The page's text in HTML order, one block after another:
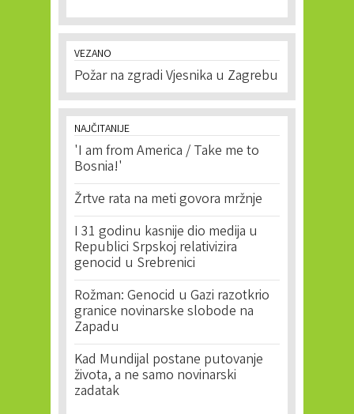
VEZANO
Požar na zgradi Vjesnika u Zagrebu
NAJČITANIJE
'I am from America / Take me to
Bosnia!'
Žrtve rata na meti govora mržnje
I 31 godinu kasnije dio medija u
Republici Srpskoj relativizira
genocid u Srebrenici
Rožman: Genocid u Gazi razotkrio
granice novinarske slobode na
Zapadu
Kad Mundijal postane putovanje
života, a ne samo novinarski
zadatak